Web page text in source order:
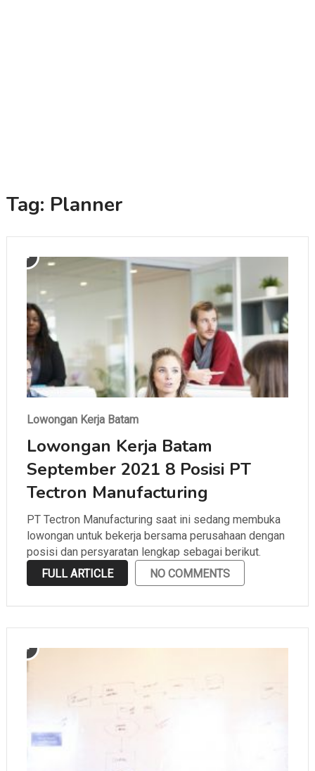
Tag: Planner
Lowongan Kerja Batam
Lowongan Kerja Batam
September 2021 8 Posisi PT
Tectron Manufacturing
PT Tectron Manufacturing saat ini sedang membuka
lowongan untuk bekerja bersama perusahaan dengan
posisi dan persyaratan lengkap sebagai berikut.
FULL ARTICLE
NO COMMENTS